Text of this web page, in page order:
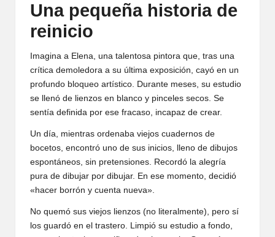
Una pequeña historia de
reinicio
Imagina a Elena, una talentosa pintora que, tras una
crítica demoledora a su última exposición, cayó en un
profundo bloqueo artístico. Durante meses, su estudio
se llenó de lienzos en blanco y pinceles secos. Se
sentía definida por ese fracaso, incapaz de crear.
Un día, mientras ordenaba viejos cuadernos de
bocetos, encontró uno de sus inicios, lleno de dibujos
espontáneos, sin pretensiones. Recordó la alegría
pura de dibujar por dibujar. En ese momento, decidió
«hacer borrón y cuenta nueva».
No quemó sus viejos lienzos (no literalmente), pero sí
los guardó en el trastero. Limpió su estudio a fondo,